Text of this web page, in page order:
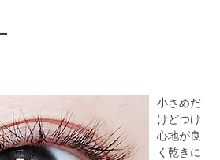
小さめだ
けどつけ
心地が良
く乾きに